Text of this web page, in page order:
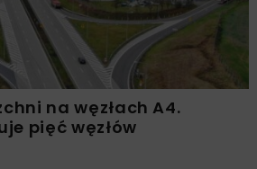
na węzłach A4.
pięć węzłów